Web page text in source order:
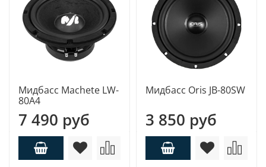
Мидбасс Machete LW-
80A4
7 490 руб
Мидбасс Oris JB-80SW
3 850 руб